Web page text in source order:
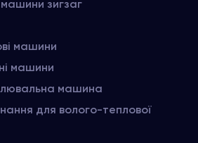
зигзаг
машини
машини
машина
для волого-теплової